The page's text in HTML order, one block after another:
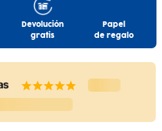
Devolución
gratis
Papel
de regalo